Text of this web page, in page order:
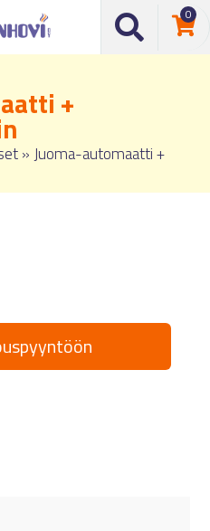
0
+
» Juoma-automaatti +